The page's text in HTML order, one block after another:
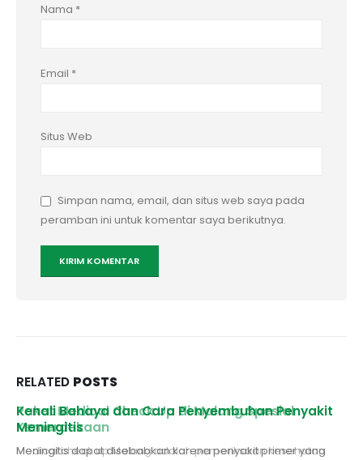
Nama *
Email *
Situs Web
Simpan nama, email, dan situs web saya pada
peramban ini untuk komentar saya berikutnya.
RELATED POSTS
Paket Medical Check Up di Malang Spesial
Kemerdekaan
Medical check up Malang adalah pemeriksaan kesehatan
Kenali Bahaya dan Cara Penyembuhan Penyakit
Meningitis
Meningitis dapat disebabkan karena penyakit primer yang